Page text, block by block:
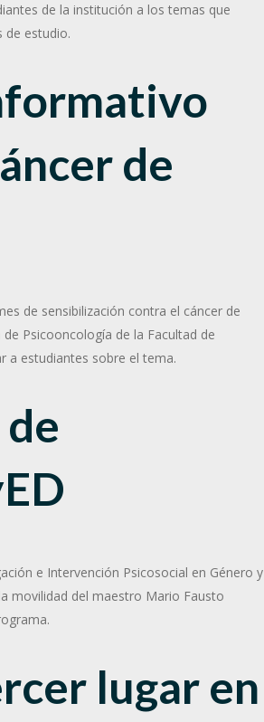
de la institución a los temas que
de estudio.
de
de sensibilización contra el cáncer de
Psicooncología de la Facultad de
a estudiantes sobre el tema.
e Intervención Psicosocial en Género y
movilidad del maestro Mario Fausto
lugar en